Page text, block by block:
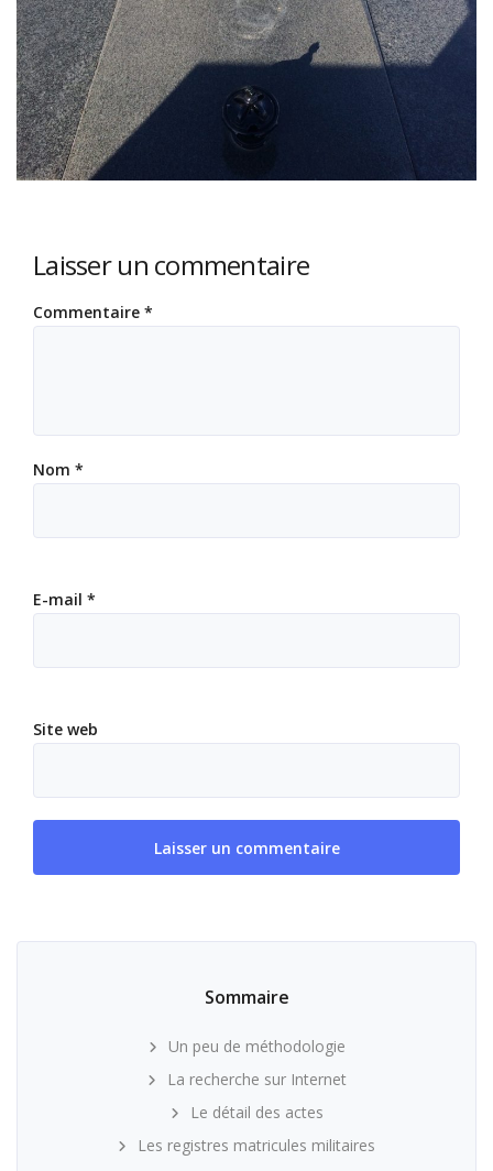
Laisser un commentaire
Commentaire *
Nom *
E-mail *
Site web
Sommaire
Un peu de méthodologie
La recherche sur Internet
Le détail des actes
Les registres matricules militaires